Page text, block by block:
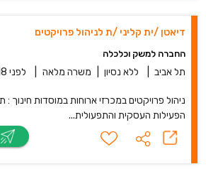
דיאטן /ית קליני /ת לניהול פרויקטים
החברה למשק וכלכלה
תל אביב ללא נסיון משרה מלאה לפני 18 שעות
ניהול פרויקטים במכרזי ארוחות במוסדות חינוך
הפעילות העסקית והתפעולית...